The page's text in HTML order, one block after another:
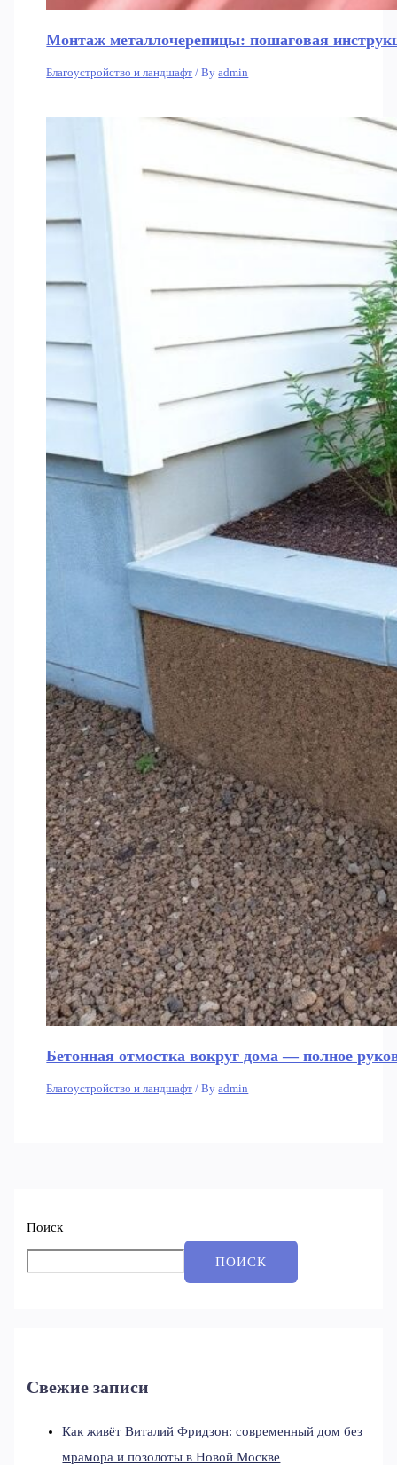
Монтаж металлочерепицы: пошаговая
Благоустройство и ландшафт / Byadmin
Бетонная отмостка вокруг дома — полное
Благоустройство и ландшафт / Byadmin
Поиск
ПОИСК
Свежие записи
Как живёт Виталий Фридзон: современный дом без
мрамора и позолоты в Новой Москве